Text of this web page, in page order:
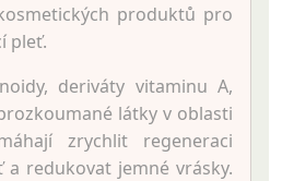
produktů pro
pleť.
deriváty vitaminu A,
látky v oblasti
zrychlit regeneraci
a redukovat jemné vrásky.